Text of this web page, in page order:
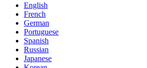
English
French
German
Portuguese
Spanish
Russian
Japanese